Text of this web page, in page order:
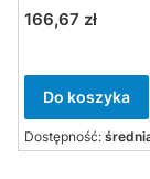
Cena
166,67 zł
Do koszyka
Dostępność: